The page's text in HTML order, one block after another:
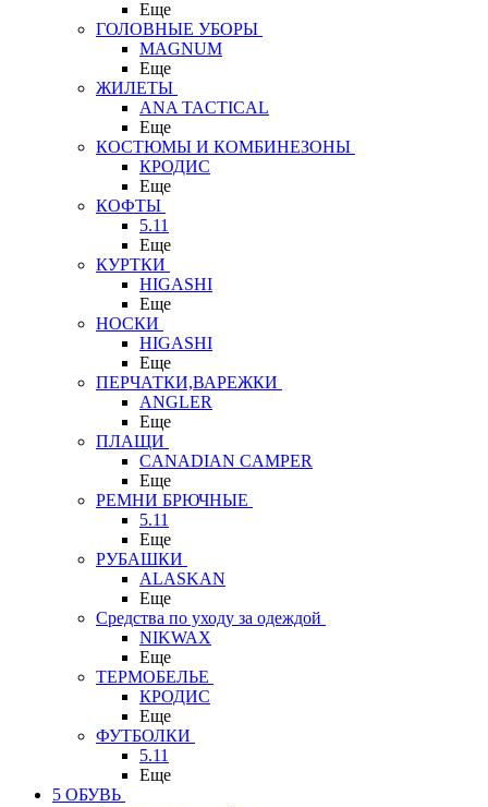
Еще
ГОЛОВНЫЕ УБОРЫ
MAGNUM
Еще
ЖИЛЕТЫ
ANA TACTICAL
Еще
КОСТЮМЫ И КОМБИНЕЗОНЫ
КРОДИС
Еще
КОФТЫ
5.11
Еще
КУРТКИ
HIGASHI
Еще
НОСКИ
HIGASHI
Еще
ПЕРЧАТКИ,ВАРЕЖКИ
ANGLER
Еще
ПЛАЩИ
CANADIAN CAMPER
Еще
РЕМНИ БРЮЧНЫЕ
5.11
Еще
РУБАШКИ
ALASKAN
Еще
Средства по уходу за одеждой
NIKWAX
Еще
ТЕРМОБЕЛЬЕ
КРОДИС
Еще
ФУТБОЛКИ
5.11
Еще
5 ОБУВЬ